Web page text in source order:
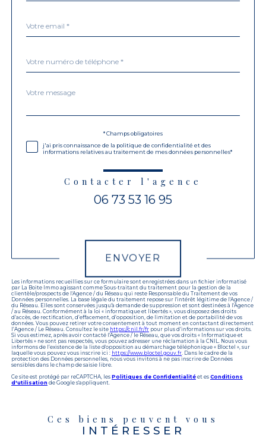
*
*
Fieldset
Message
*
* Champs obligatoires
j'ai pris connaissance de la politique de confidentialité et des
informations relatives au traitement de mes données personnelles*
Contacter l'agence
06 73 53 16 95
ENVOYER
Les informations recueillies sur ce formulaire sont enregistrées dans un fichier informatisé
par La Boite Immo agissant comme Sous-traitant du traitement pour la gestion de la
clientèle/prospects de l'Agence / du Réseau qui reste Responsable du Traitement de vos
Données personnelles. La base légale du traitement repose sur l'intérêt légitime de l'Agence /
du Réseau. Elles sont conservées jusqu'à demande de suppression et sont destinées à l'Agence
/ au Réseau. Conformément à la loi « informatique et libertés », vous disposez des droits
d’accès, de rectification, d’effacement, d’opposition, de limitation et de portabilité de vos
données. Vous pouvez retirer votre consentement à tout moment en contactant directement
l’Agence / Le Réseau. Consultez le site https://cnil.fr/fr pour plus d’informations sur vos droits.
Si vous estimez, après avoir contacté l'Agence / le Réseau, que vos droits « Informatique et
Libertés » ne sont pas respectés, vous pouvez adresser une réclamation à la CNIL. Nous vous
informons de l’existence de la liste d'opposition au démarchage téléphonique « Bloctel », sur
laquelle vous pouvez vous inscrire ici : https://www.bloctel.gouv.fr . Dans le cadre de la
protection des Données personnelles, nous vous invitons à ne pas inscrire de Données
sensibles dans le champ de saisie libre.
Ce site est protégé par reCAPTCHA, les Politiques de Confidentialité et es Conditions
d'utilisation de Google s'appliquent.
Ces biens peuvent vous
INTÉRESSER